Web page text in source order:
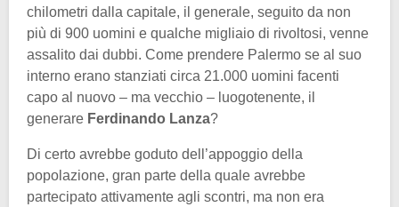
chilometri dalla capitale, il generale, seguito da non
più di 900 uomini e qualche migliaio di rivoltosi, venne
assalito dai dubbi. Come prendere Palermo se al suo
interno erano stanziati circa 21.000 uomini facenti
capo al nuovo – ma vecchio – luogotenente, il
generare Ferdinando Lanza?
Di certo avrebbe goduto dell’appoggio della
popolazione, gran parte della quale avrebbe
partecipato attivamente agli scontri, ma non era